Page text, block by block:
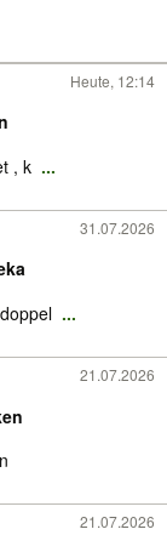
Heute, 12:14
, k ...
31.07.2026
...
21.07.2026
21.07.2026